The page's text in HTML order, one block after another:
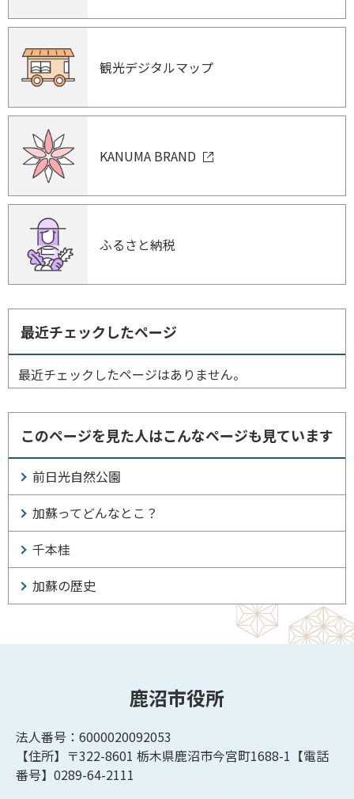
観光デジタルマップ
KANUMA BRAND
ふるさと納税
最近チェックしたページ
最近チェックしたページはありません。
このページを見た人はこんなページも見ています
前日光自然公園
加蘇ってどんなとこ？
千本桂
加蘇の歴史
鹿沼市役所
法人番号：6000020092053
【住所】〒322-8601 栃木県鹿沼市今宮町1688-1【電話
番号】0289-64-2111